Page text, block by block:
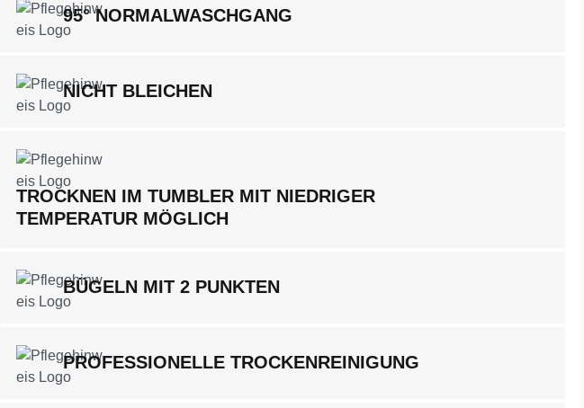
95° NORMALWASCHGANG
NICHT BLEICHEN
TROCKNEN IM TUMBLER MIT NIEDRIGER
TEMPERATUR MÖGLICH
BÜGELN MIT 2 PUNKTEN
PROFESSIONELLE TROCKENREINIGUNG